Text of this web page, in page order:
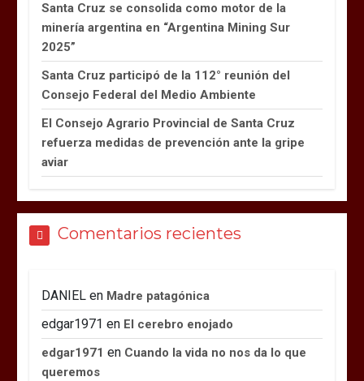
Santa Cruz se consolida como motor de la
minería argentina en “Argentina Mining Sur
2025”
Santa Cruz participó de la 112° reunión del
Consejo Federal del Medio Ambiente
El Consejo Agrario Provincial de Santa Cruz
refuerza medidas de prevención ante la gripe
aviar
Comentarios recientes
DANIEL en Madre patagónica
edgar1971 en El cerebro enojado
edgar1971 en Cuando la vida no nos da lo que
queremos